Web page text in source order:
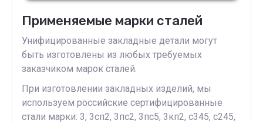
Применяемые марки сталей
Унифицированные закладные детали могут
быть изготовлены из любых требуемых
заказчиком марок сталей.
При изготовлении закладных изделий, мы
используем российские сертифицированные
стали марки: 3, 3сп2, 3пс2, 3пс5, 3кп2, с345, с245,